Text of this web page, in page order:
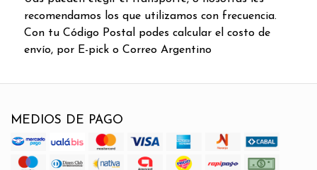
recomendamos los que utilizamos con frecuencia.
Con tu Código Postal podes calcular el costo de
envío, por E-pick o Correo Argentino
MEDIOS DE PAGO